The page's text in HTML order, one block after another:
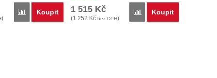
)
Porovnat
Koupit 1 515 Kč
(1 252 Kč bez DPH)
Porovnat
Koupit